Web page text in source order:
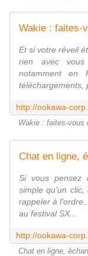
Et si votre réveil
rien avec vous
notamment en
téléchargements,
Wakie : faites-vous
Si vous pensez
simple qu'un clic,
rappeler à
au festival SX...
Chat en ligne,